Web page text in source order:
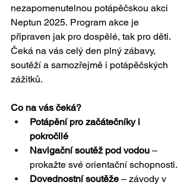
nezapomenutelnou potápěčskou akci
Neptun 2025. Program akce je
připraven jak pro dospělé, tak pro děti.
Čeká na vás celý den plný zábavy,
soutěží a samozřejmě i potápěčských
zážitků.
Co na vás čeká?
Potápění pro začátečníky i
pokročilé
Navigační soutěž pod vodou –
prokažte své orientační schopnosti.
Dovednostní soutěže – závody v